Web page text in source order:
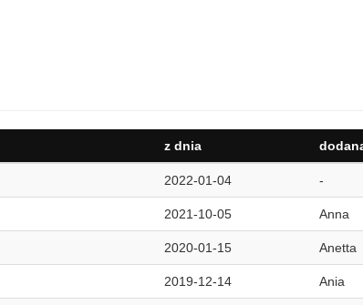
z dnia
2022-01-04 -
2021-10-05 Anna
2020-01-15 Anetta
2019-12-14 Ania